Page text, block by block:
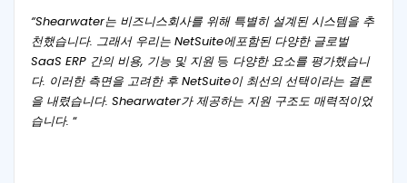
“Shearwater는 비즈니스회사를 위해 특별히 설계된 시스템을 추
천했습니다. 그래서 우리는 NetSuite에포함된 다양한 글로벌
SaaS ERP 간의 비용, 기능 및 지원 등 다양한 요소를 평가했습니
다. 이러한 측면을 고려한 후 NetSuite이 최선의 선택이라는 결론
을 내렸습니다. Shearwater가 제공하는 지원 구조도 매력적이었
습니다. “